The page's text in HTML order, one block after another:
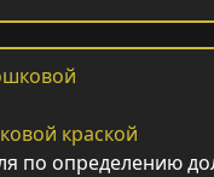
краской
по определению